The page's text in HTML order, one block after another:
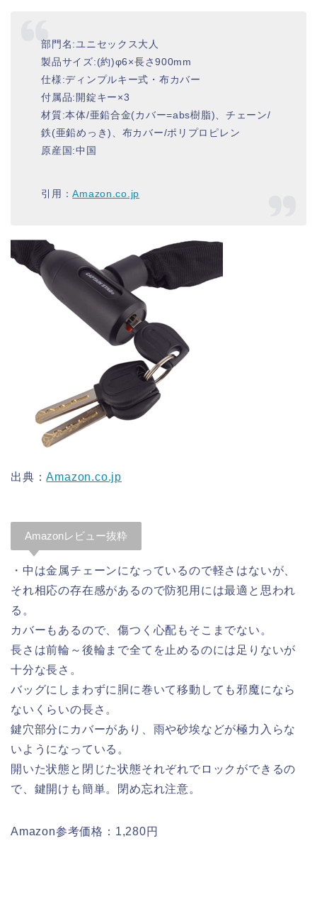
部門名:ユニセックス大人
製品サイズ:(約)φ6×長さ900mm
仕様:ディンプルキー式・布カバー
付属品:開錠キー×3
材質:本体/亜鉛合金(カバー=abs樹脂)、チェーン/
鉄(亜鉛めっき)、布カバー/ポリプロピレン
原産国:中国
引用：Amazon.co.jp
出典：Amazon.co.jp
Amazonレビュー抜粋
・中は金属チェーンになっているので軽さはないが、
それ相応の存在感があるので防犯用には最適と思われ
る。
カバーもあるので、傷つく心配もそこまでない。
長さは前輪～後輪まで全てを止めるのには足りないが
十分な長さ。
バッグにしまわずに胴に巻いて移動しても邪魔になら
ないくらいの長さ。
鍵穴部分にカバーがあり、雨や砂埃などが極力入らな
いようになっている。
開いた状態と閉じた状態それぞれでロックができるの
で、鍵開けも簡単。閉め忘れ注意。
Amazon参考価格：1,280円